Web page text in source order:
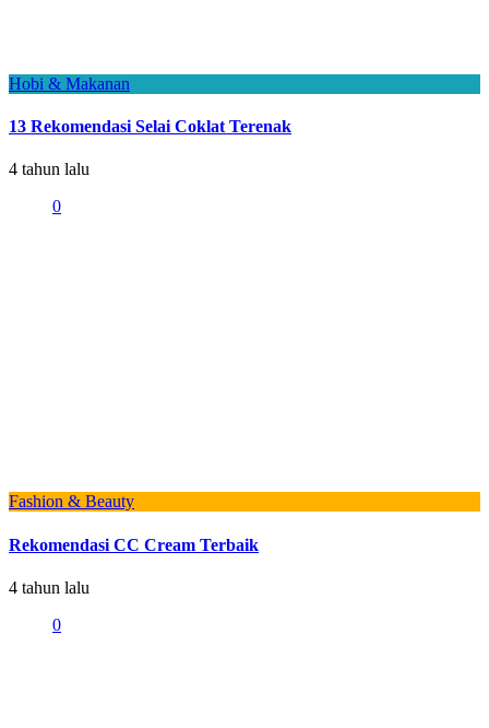
Hobi & Makanan
13 Rekomendasi Selai Coklat Terenak
4 tahun lalu
0
Fashion & Beauty
Rekomendasi CC Cream Terbaik
4 tahun lalu
0